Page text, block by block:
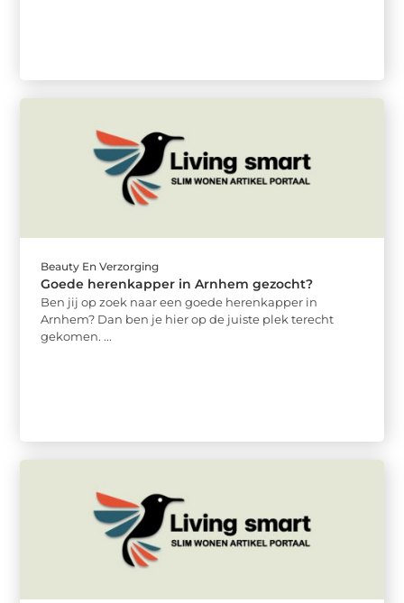
Beauty En Verzorging
Goede herenkapper in Arnhem gezocht?
Ben jij op zoek naar een goede herenkapper in
Arnhem? Dan ben je hier op de juiste plek terecht
gekomen. ...